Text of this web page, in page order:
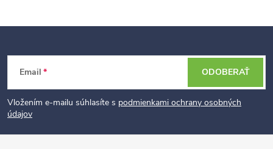
t
Email
Vložením e-mailu súhlasíte s podmienkami ochrany osobných
údajov
ODOBERAŤ